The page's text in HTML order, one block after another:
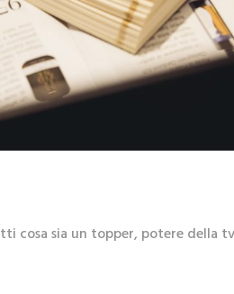
cosa sia un topper, potere della